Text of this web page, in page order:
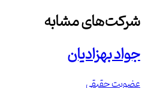
شرکت‌های مشابه
جواد بهزادیان
عضویت حقیقی